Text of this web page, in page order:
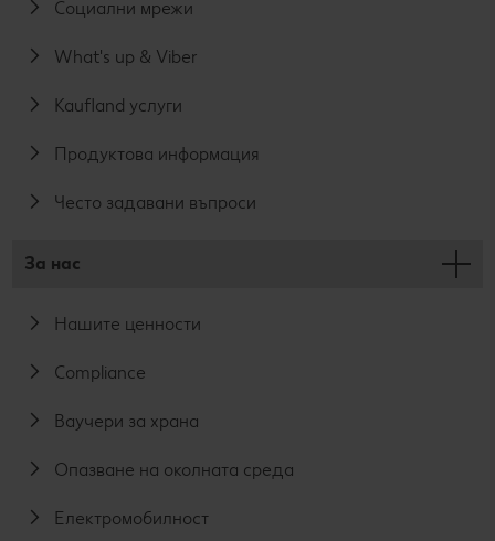
Социални мрежи
What's up & Viber
Kaufland услуги
Продуктова информация
Често задавани въпроси
За нас
Нашите ценности
Compliance
Ваучери за храна
Опазване на околната среда
Електромобилност